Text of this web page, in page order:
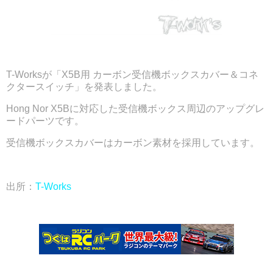
T-Worksが「X5B用 カーボン受信機ボックスカバー＆コネ
クタースイッチ」を発表しました。
Hong Nor X5Bに対応した受信機ボックス周辺のアップグレ
ードパーツです。
受信機ボックスカバーはカーボン素材を採用しています。
出所： T-Works